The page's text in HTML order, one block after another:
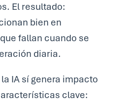
El resultado:
bien en
fallan cuando se
diaria.
IA sí genera impacto
clave: